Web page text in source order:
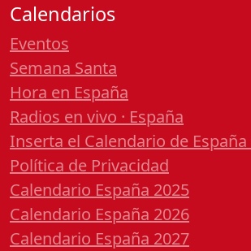
Calendarios
Eventos
Semana Santa
Hora en España
Radios en vivo · España
Inserta el Calendario de
Política de Privacidad
Calendario España 2025
Calendario España 2026
Calendario España 2027